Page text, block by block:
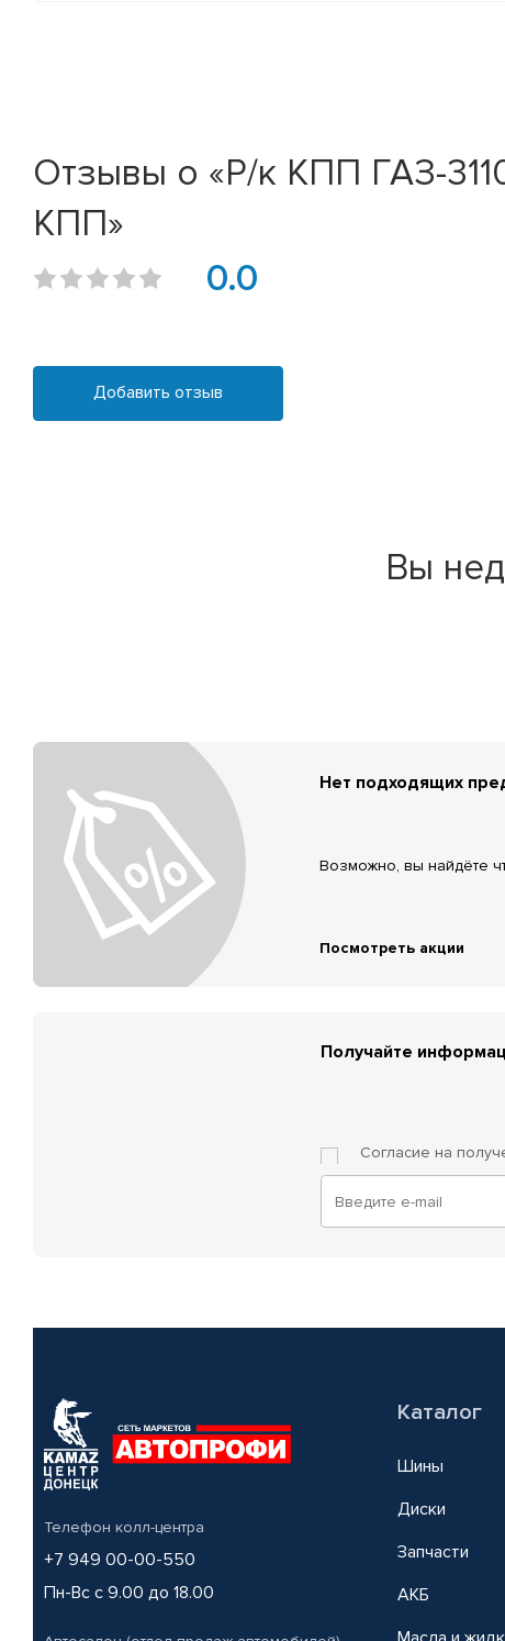
Отзывы о «Р/к КПП ГАЗ-
КПП»
0.0
Добавить отзыв
Вы
Нет подходящих
Возможно, вы найдёте
Посмотреть акции
Получайте
Согласие на
Телефон колл-центра
+7 949 00-00-550
Пн-Вс с 9.00 до 18.00
Каталог
Шины
Диски
Запчасти
АКБ